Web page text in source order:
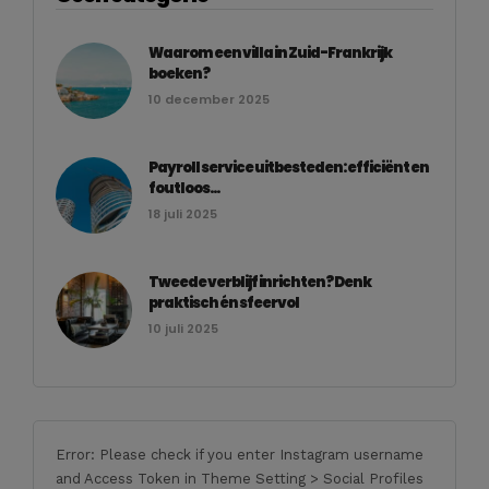
Waarom een villa in Zuid-Frankrijk
boeken?
10 december 2025
Payroll service uitbesteden: efficiënt en
foutloos...
18 juli 2025
Tweede verblijf inrichten? Denk
praktisch én sfeervol
10 juli 2025
Error: Please check if you enter Instagram username
and Access Token in Theme Setting > Social Profiles